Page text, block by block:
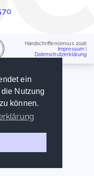
ein
Nutzung
können.
Handschriftencensus 2026
Impressum
Datenschutzerklärung